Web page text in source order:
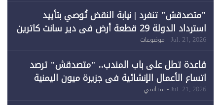
"متصدقش" تنفرد | نيابة النقض تُوصي بتأييد
استرداد الدولة 29 قطعة أرض في دير سانت كاترين
وقبول طعن الحكومة جزئيًا (1)
Jul. 21, 2026- موضوعات
قاعدة تطل على باب المندب.. "متصدقش" ترصد
اتساع الأعمال الإنشائية في جزيرة ميون اليمنية
Jul. 21, 2026- سياسي